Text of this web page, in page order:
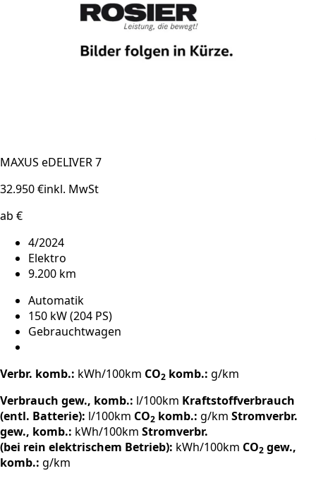
MAXUS eDELIVER 7
32.950 €inkl. MwSt
ab €
4/2024
Elektro
9.200 km
Automatik
150 kW (204 PS)
Gebrauchtwagen
Verbr. komb.: kWh/100km CO2 komb.: g/km
Verbrauch gew., komb.: l/100km Kraftstoffverbrauch
(entl. Batterie): l/100km CO2 komb.: g/km Stromverbr.
gew., komb.: kWh/100km Stromverbr.
(bei rein elektrischem Betrieb): kWh/100km CO2 gew.,
komb.: g/km